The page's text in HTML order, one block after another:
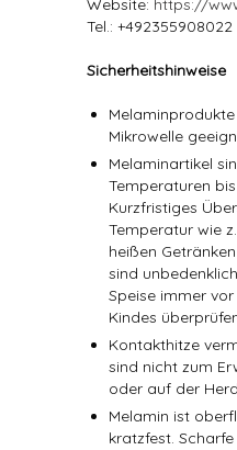
Website: https://
Tel.: +492355908022
Sicherheitshinweise
Mikrowelle
Melaminartikel
Temperaturen
Kurzfristiges
Temperatur wie
heißen
sind
Speise immer
Kindes
Kontakthitze
sind nicht zum
oder auf der
Melamin ist
kratzfest.